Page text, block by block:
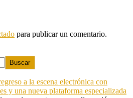
para publicar un comentario.
Buscar
a la escena electrónica con
y una nueva plataforma especializada